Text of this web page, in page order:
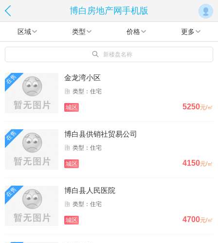
博白房地产网手机版
区域 类型 价格 更多
新楼盘名称
在售 金龙湾小区
类型：住宅
城区 5250元/㎡
在售 博白县供销社贸易公司
类型：住宅
城区 4150元/㎡
在售 博白县人民医院
类型：住宅
城区 4700元/㎡